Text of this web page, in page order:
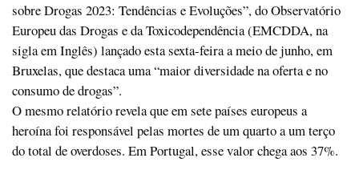
sobre Drogas 2023: Tendências e Evoluções”, do Observatório
Europeu das Drogas e da Toxicodependência (EMCDDA, na
sigla em Inglês) lançado esta sexta-feira a meio de junho, em
Bruxelas, que destaca uma “maior diversidade na oferta e no
consumo de drogas”.
O mesmo relatório revela que em sete países europeus a
heroína foi responsável pelas mortes de um quarto a um terço
do total de overdoses. Em Portugal, esse valor chega aos 37%.